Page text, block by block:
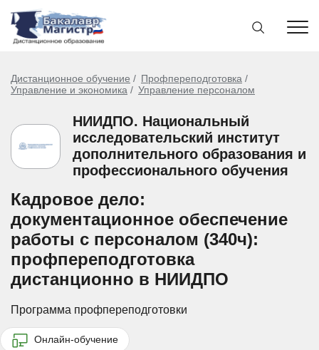
Дистанционное обучение
Профпереподготовка
Управление и экономика
Управление персоналом
НИИДПО. Национальный
исследовательский институт
дополнительного образования и
профессионального обучения
Кадровое дело:
документационное обеспечение
работы с персоналом (340ч):
профпереподготовка
дистанционно в НИИДПО
Программа профпереподготовки
Онлайн-обучение